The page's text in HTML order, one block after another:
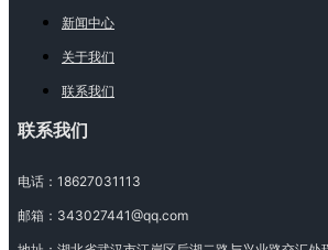
新闻中心
关于我们
联系我们
联系我们
电话： 18627031113
邮箱： 343027441@qq.com